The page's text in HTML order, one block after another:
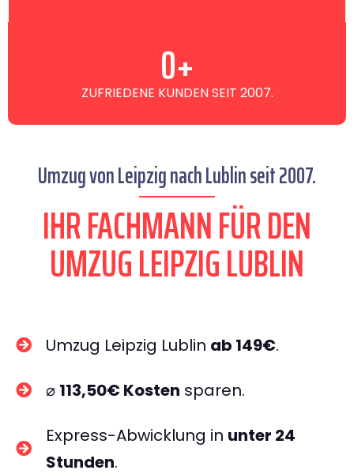
ZUFRIEDENE KUNDEN SEIT 2007.
0+
Umzug von Leipzig nach Lublin seit 2007.
IHR FACHMANN FÜR DEN
UMZUG LEIPZIG LUBLIN
Umzug Leipzig Lublin ab 149€.
⌀ 113,50€ Kosten sparen.
Express-Abwicklung in unter 24
Stunden.